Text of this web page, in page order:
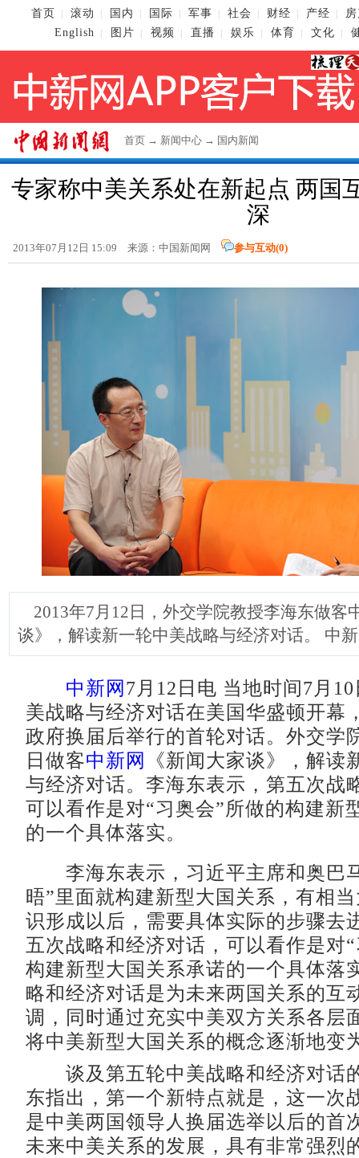
首页 滚动 国内 国际 军事 社会 财经 产经
English
图片 视频 直播 娱乐 体育 文化
首页 → 新闻中心 → 国内新闻
专家称中美关系处在新起点 两国
深
2013年07月12日 15:09 来源： 中国新闻网 参与互动(0)
2013年7月12日，外交学院教授李海东做客
谈》，解读新一轮中美战略与经济对话。 中
中新网 7月12日电 当地时间7月
美战略与经济对话在美国华盛顿开幕
政府换届后举行的首轮对话。外交学
日做客中新网
《新闻大家谈》，解读
与经济对话。李海东表示，第五次战
可以看作是对“习奥会”所做的构建新
的一个具体落实。
李海东表示，习近平主席和奥巴
晤”里面就构建新型大国关系，有相
识形成以后，需要具体实际的步骤去
五次战略和经济对话，可以看作是对
构建新型大国关系承诺的一个具体落
略和经济对话是为未来两国关系的互
调，同时通过充实中美双方关系各层
将中美新型大国关系的概念逐渐地变
谈及第五轮中美战略和经济对话
东指出，第一个新特点就是，这一次
是中美两国领导人换届选举以后的首
未来中美关系的发展，具有非常强烈